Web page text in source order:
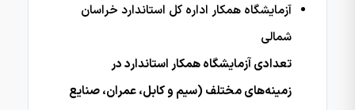
آزمایشگاه همکار اداره کل استاندارد خراسان
شمالی
تعدادی آزمایشگاه همکار استاندارد در
زمینه‌های مختلف (سیم و کابل، عمران، صنایع